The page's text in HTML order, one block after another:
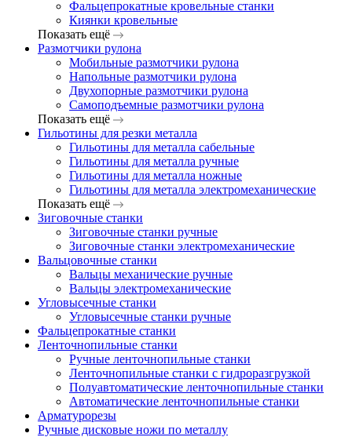
Фальцепрокатные кровельные станки
Киянки кровельные
Показать ещё
Размотчики рулона
Мобильные размотчики рулона
Напольные размотчики рулона
Двухопорные размотчики рулона
Самоподъемные размотчики рулона
Показать ещё
Гильотины для резки металла
Гильотины для металла сабельные
Гильотины для металла ручные
Гильотины для металла ножные
Гильотины для металла электромеханические
Показать ещё
Зиговочные станки
Зиговочные станки ручные
Зиговочные станки электромеханические
Вальцовочные станки
Вальцы механические ручные
Вальцы электромеханические
Угловысечные станки
Угловысечные станки ручные
Фальцепрокатные станки
Ленточнопильные станки
Ручные ленточнопильные станки
Ленточнопильные станки с гидроразгрузкой
Полуавтоматические ленточнопильные станки
Автоматические ленточнопильные станки
Арматурорезы
Ручные дисковые ножи по металлу